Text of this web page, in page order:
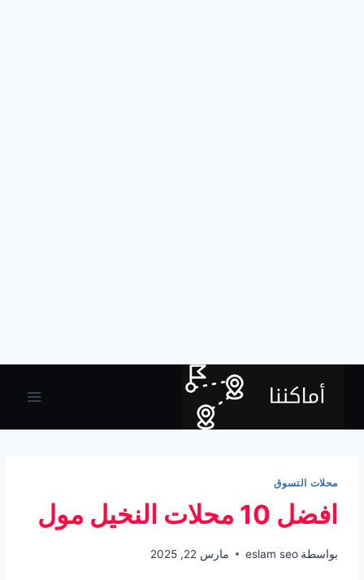
محلات التسوق
افضل 10 محلات النخيل مول
بواسطة eslam seo مارس 22, 2025